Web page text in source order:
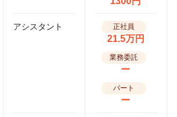
アシスタント 正社員
21.5万円
業務委託
ー
パート
ー